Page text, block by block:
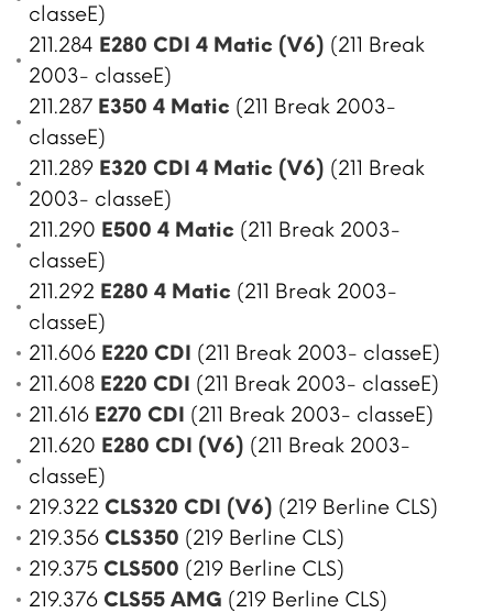
classeE)
211.284 E280 CDI 4 Matic (V6) (211 Break
2003- classeE)
211.287 E350 4 Matic (211 Break 2003-
classeE)
211.289 E320 CDI 4 Matic (V6) (211 Break
2003- classeE)
211.290 E500 4 Matic (211 Break 2003-
classeE)
211.292 E280 4 Matic (211 Break 2003-
classeE)
211.606 E220 CDI (211 Break 2003- classeE)
211.608 E220 CDI (211 Break 2003- classeE)
211.616 E270 CDI (211 Break 2003- classeE)
211.620 E280 CDI (V6) (211 Break 2003-
classeE)
219.322 CLS320 CDI (V6) (219 Berline CLS)
219.356 CLS350 (219 Berline CLS)
219.375 CLS500 (219 Berline CLS)
219.376 CLS55 AMG (219 Berline CLS)